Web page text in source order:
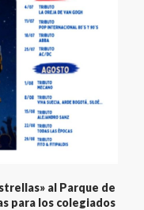
al Parque de
para los colegiados